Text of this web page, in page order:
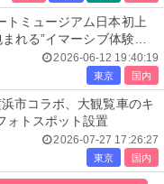
トミュージアム日本初上
れる”イマーシブ体験＜
ール＞
2026-06-12 19:40:19
東京 国内
市コラボ、大観覧車のキ
ォトスポット設置
2026-07-27 17:26:27
東京 国内